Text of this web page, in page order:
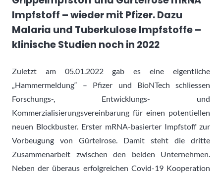
Impfstoff – wieder mit Pfizer. Dazu
Malaria und Tuberkulose Impfstoffe –
klinische Studien noch in 2022
Zuletzt am 05.01.2022 gab es eine eigentliche
„Hammermeldung“ – Pfizer und BioNTech schliessen
Forschungs-, Entwicklungs- und
Kommerzialisierungsvereinbarung für einen potentiellen
neuen Blockbuster. Erster mRNA-basierter Impfstoff zur
Vorbeugung von Gürtelrose. Damit steht die dritte
Zusammenarbeit zwischen den beiden Unternehmen.
Neben der überaus erfolgreichen Covid-19 Kooperation